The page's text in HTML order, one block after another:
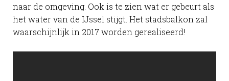
naar de omgeving. Ook is te zien wat er gebeurt als
het water van de IJssel stijgt. Het stadsbalkon zal
waarschijnlijk in 2017 worden gerealiseerd!